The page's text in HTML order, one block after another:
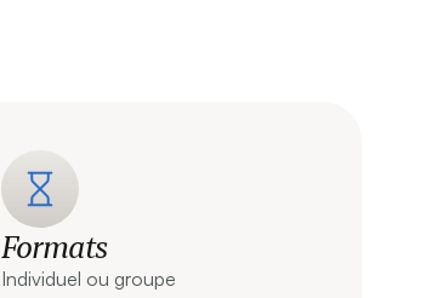
Formats
Individuel ou groupe